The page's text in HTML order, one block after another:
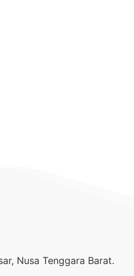
Nusa Tenggara Barat.